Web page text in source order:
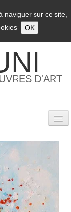
naviguer sur ce site,
OK
D'ART